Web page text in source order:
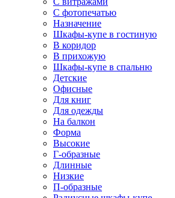
С фотопечатью
Назначение
Шкафы-купе в гостиную
В коридор
В прихожую
Шкафы-купе в спальню
Детские
Офисные
Для книг
Для одежды
На балкон
Форма
Высокие
Г-образные
Длинные
Низкие
П-образные